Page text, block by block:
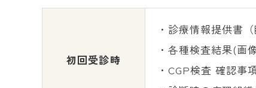
初回受診時
・診療情報提供書
・各種検査結果(画
・CGP検査 確認事